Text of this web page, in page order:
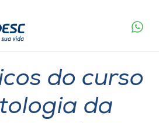
do curso
da